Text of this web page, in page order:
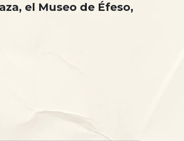
el Museo de Éfeso,